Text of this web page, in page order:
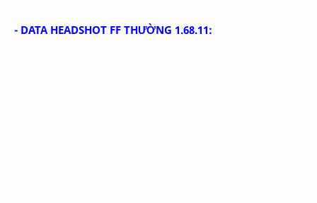
- DATA HEADSHOT FF THƯỜNG 1.68.11: